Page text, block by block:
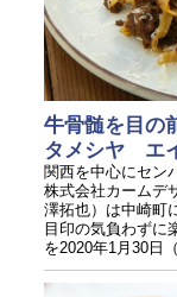
牛骨髄を目の
タメシヤ エ
関西を中心にセン
株式会社カームデ
澤拓也）は中崎町
目印の気負わずに
を2020年1月30日